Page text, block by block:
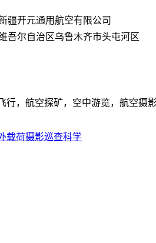
疆开元通用航空有限公司
吾尔自治区乌鲁木齐市头屯河区
，航空探矿，空中游览，航空摄
载荷摄影巡查科学